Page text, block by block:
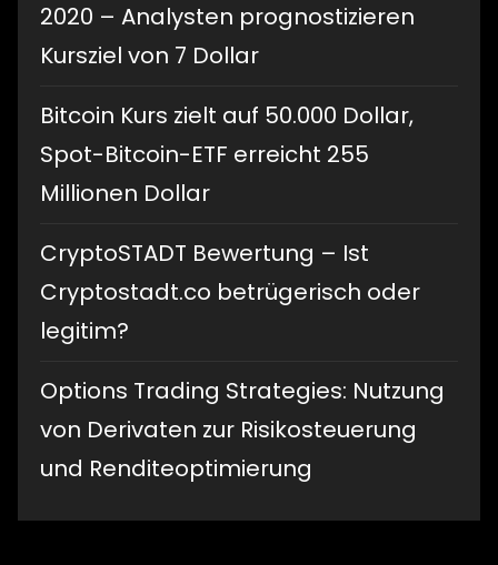
2020 – Analysten prognostizieren
Kursziel von 7 Dollar
Bitcoin Kurs zielt auf 50.000 Dollar,
Spot-Bitcoin-ETF erreicht 255
Millionen Dollar
CryptoSTADT Bewertung – Ist
Cryptostadt.co betrügerisch oder
legitim?
Options Trading Strategies: Nutzung
von Derivaten zur Risikosteuerung
und Renditeoptimierung